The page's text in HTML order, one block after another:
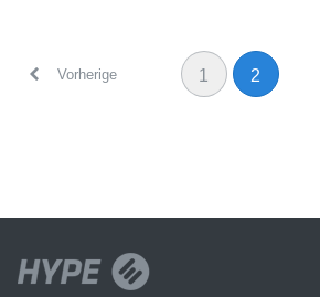
Vorherige 1 2